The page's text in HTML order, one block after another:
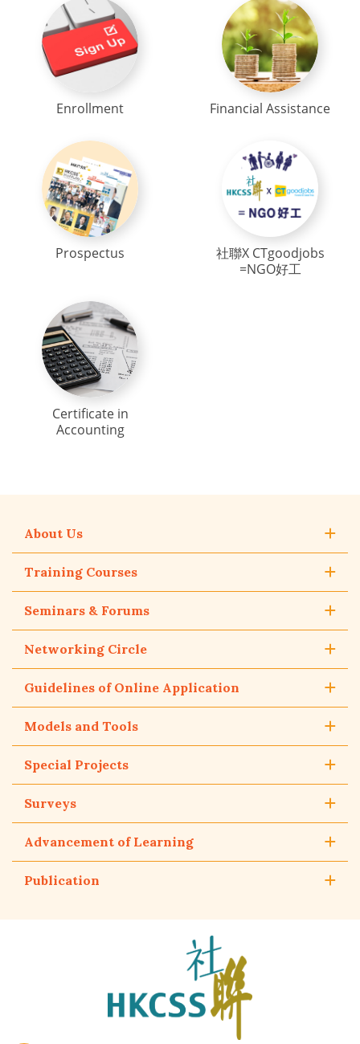
Enrollment Financial Assistance
Prospectus
社聯X CTgoodjobs
=NGO好工
Certificate in
Accounting
About Us
Training Courses
Seminars & Forums
Networking Circle
Guidelines of Online Application
Models and Tools
Special Projects
Surveys
Advancement of Learning
Publication
Council